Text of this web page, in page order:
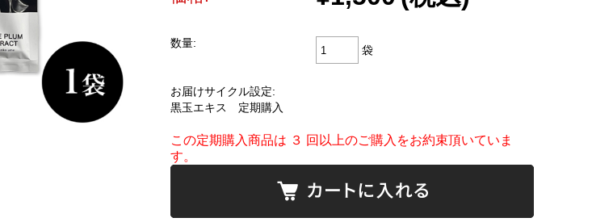
数量:
袋
お届けサイクル設定:
黒玉エキス 定期購入
この定期購入商品は ３ 回以上のご購入をお約束頂いていま
す。